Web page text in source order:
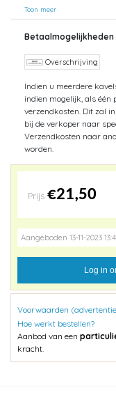
Helaas mijn zolder gaat
Opsturen gaat met
8,25 - tot aan 30 kg : 15-
Dit geldt ook voor
Toon meer
Betaalmogelijkheden
Overschrijving
Indien u meerdere
indien mogelijk, als één
verzendkosten. Dit zal
bij de verkoper naar
Verzendkosten naar
worden.
Prijs €21,50
Aangeboden 13-11-2023
Log in
Voorwaarden
Hoe werkt bestellen?
Aanbod van een
kracht.